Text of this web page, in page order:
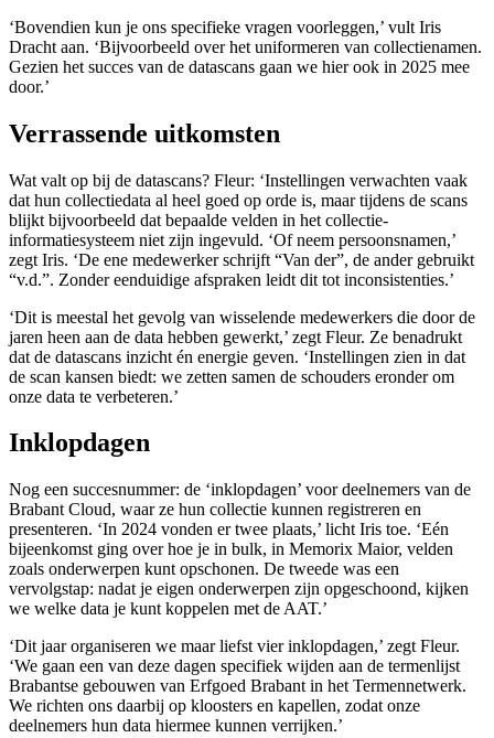
‘Bovendien kun je ons specifieke vragen voorleggen,’ vult Iris
Dracht aan. ‘Bijvoorbeeld over het uniformeren van collectienamen.
Gezien het succes van de datascans gaan we hier ook in 2025 mee
door.’
Verrassende uitkomsten
Wat valt op bij de datascans? Fleur: ‘Instellingen verwachten vaak
dat hun collectiedata al heel goed op orde is, maar tijdens de scans
blijkt bijvoorbeeld dat bepaalde velden in het collectie-
informatiesysteem niet zijn ingevuld. ‘Of neem persoonsnamen,’
zegt Iris. ‘De ene medewerker schrijft “Van der”, de ander gebruikt
“v.d.”. Zonder eenduidige afspraken leidt dit tot inconsistenties.’
‘Dit is meestal het gevolg van wisselende medewerkers die door de
jaren heen aan de data hebben gewerkt,’ zegt Fleur. Ze benadrukt
dat de datascans inzicht én energie geven. ‘Instellingen zien in dat
de scan kansen biedt: we zetten samen de schouders eronder om
onze data te verbeteren.’
Inklopdagen
Nog een succesnummer: de ‘inklopdagen’ voor deelnemers van de
Brabant Cloud, waar ze hun collectie kunnen registreren en
presenteren. ‘In 2024 vonden er twee plaats,’ licht Iris toe. ‘Eén
bijeenkomst ging over hoe je in bulk, in Memorix Maior, velden
zoals onderwerpen kunt opschonen. De tweede was een
vervolgstap: nadat je eigen onderwerpen zijn opgeschoond, kijken
we welke data je kunt koppelen met de AAT.’
‘Dit jaar organiseren we maar liefst vier inklopdagen,’ zegt Fleur.
‘We gaan een van deze dagen specifiek wijden aan de termenlijst
Brabantse gebouwen van Erfgoed Brabant in het Termennetwerk.
We richten ons daarbij op kloosters en kapellen, zodat onze
deelnemers hun data hiermee kunnen verrijken.’